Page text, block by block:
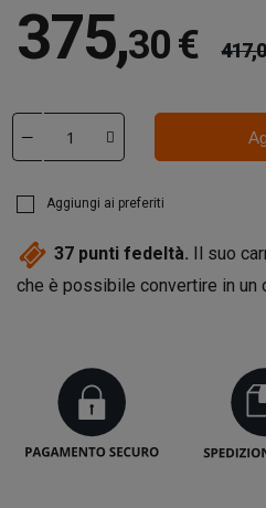
375,30 €
Aggiungi ai preferiti
37 punti fedeltà. Il suo
che è possibile convertire in un